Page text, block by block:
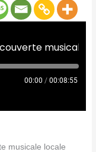
00:00 / 00:08:55
musicale locale